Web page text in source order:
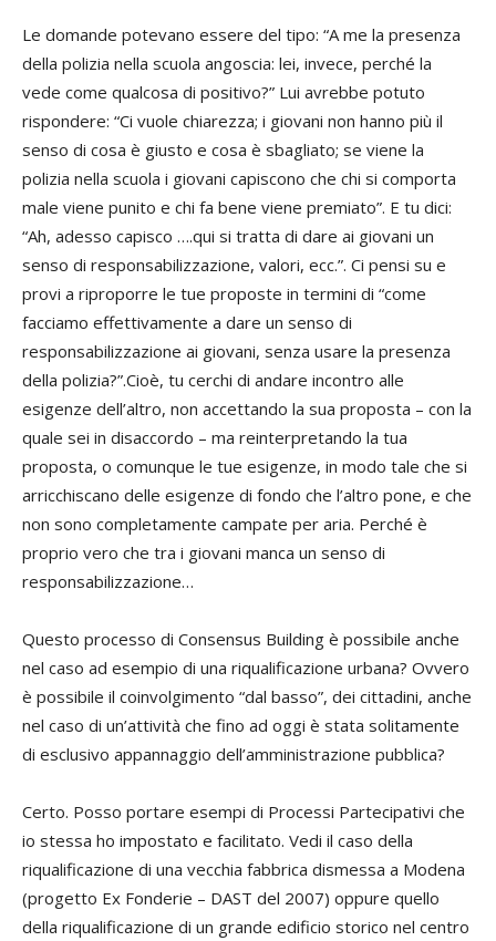
Le domande potevano essere del tipo: “A me la presenza
della polizia nella scuola angoscia: lei, invece, perché la
vede come qualcosa di positivo?” Lui avrebbe potuto
rispondere: “Ci vuole chiarezza; i giovani non hanno più il
senso di cosa è giusto e cosa è sbagliato; se viene la
polizia nella scuola i giovani capiscono che chi si comporta
male viene punito e chi fa bene viene premiato”. E tu dici:
“Ah, adesso capisco ….qui si tratta di dare ai giovani un
senso di responsabilizzazione, valori, ecc.”. Ci pensi su e
provi a riproporre le tue proposte in termini di “come
facciamo effettivamente a dare un senso di
responsabilizzazione ai giovani, senza usare la presenza
della polizia?”.Cioè, tu cerchi di andare incontro alle
esigenze dell’altro, non accettando la sua proposta – con la
quale sei in disaccordo – ma reinterpretando la tua
proposta, o comunque le tue esigenze, in modo tale che si
arricchiscano delle esigenze di fondo che l’altro pone, e che
non sono completamente campate per aria. Perché è
proprio vero che tra i giovani manca un senso di
responsabilizzazione…
Questo processo di Consensus Building è possibile anche
nel caso ad esempio di una riqualificazione urbana? Ovvero
è possibile il coinvolgimento “dal basso”, dei cittadini, anche
nel caso di un’attività che fino ad oggi è stata solitamente
di esclusivo appannaggio dell’amministrazione pubblica?
Certo. Posso portare esempi di Processi Partecipativi che
io stessa ho impostato e facilitato. Vedi il caso della
riqualificazione di una vecchia fabbrica dismessa a Modena
(progetto Ex Fonderie – DAST del 2007) oppure quello
della riqualificazione di un grande edificio storico nel centro